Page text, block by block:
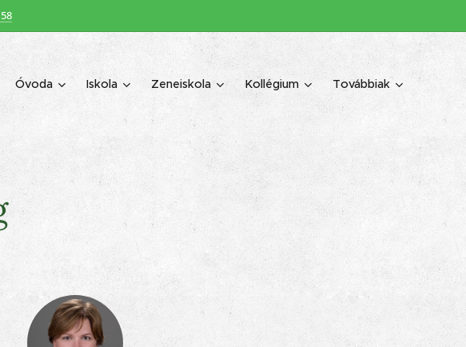
Óvoda Iskola Zeneiskola Kollégium Továbbiak